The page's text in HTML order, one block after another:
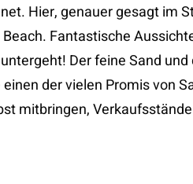
Hier, genauer gesagt im
Fantastische
Der feine Sand
einen der vielen Promis von
mitbringen,